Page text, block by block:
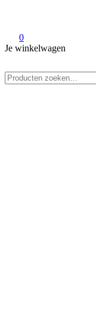
0
Je winkelwagen
naar: